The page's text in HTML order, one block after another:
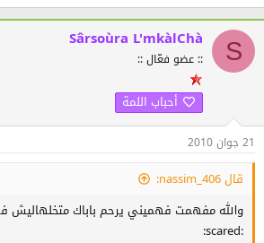
S
Sârsoùra L'mkàlChà
:: عضو فعّال ::
أحباب اللمة
21 جوان 2010
قال 406_nassim:
والله مفهمت فهميني يرحم باباك
:scared: